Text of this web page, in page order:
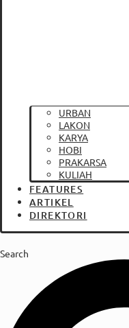
URBAN
LAKON
KARYA
HOBI
PRAKARSA
KULIAH
FEATURES
ARTIKEL
DIREKTORI
Search